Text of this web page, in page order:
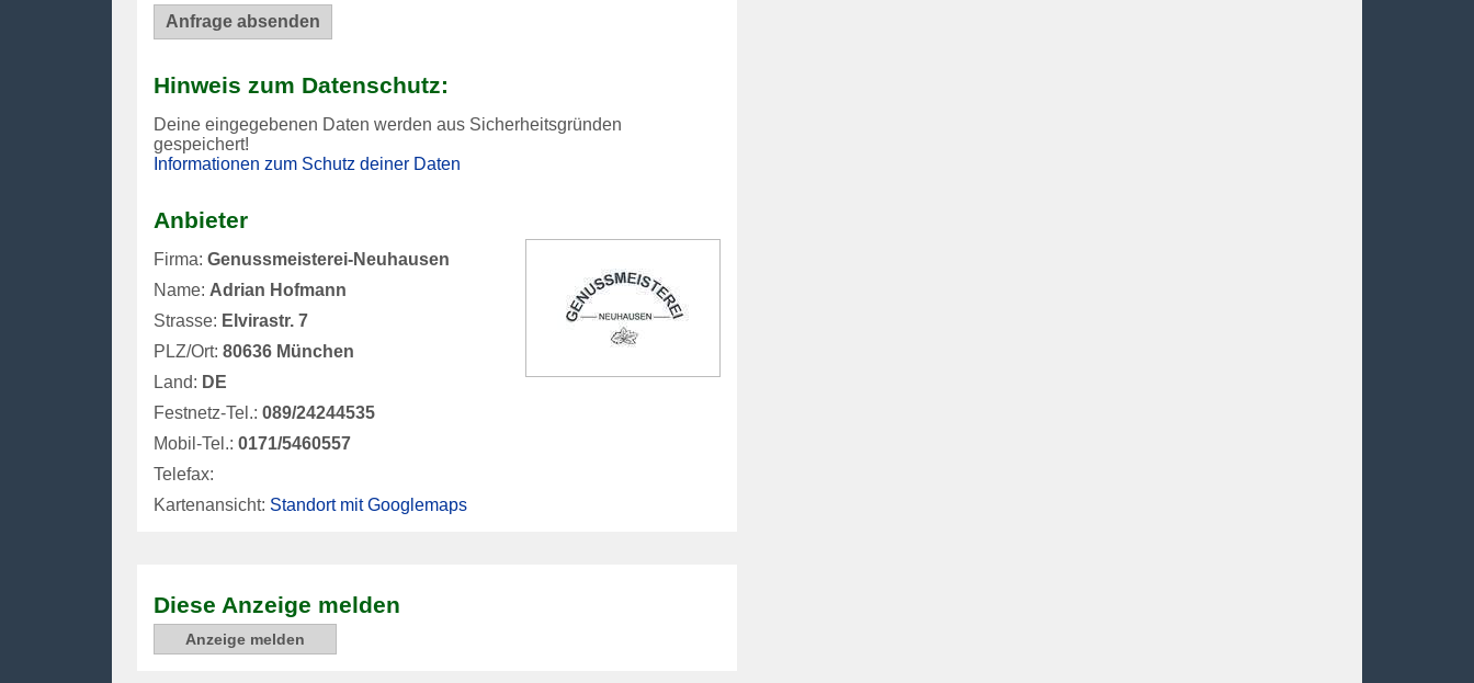
Hinweis zum Datenschutz:
Deine eingegebenen Daten werden aus Sicherheitsgründen
gespeichert!
Informationen zum Schutz deiner Daten
Anbieter
Firma: Genussmeisterei-Neuhausen
Name: Adrian Hofmann
Strasse: Elvirastr. 7
PLZ/Ort: 80636 München
Land: DE
Festnetz-Tel.: 089/24244535
Mobil-Tel.: 0171/5460557
Telefax:
Kartenansicht: Standort mit Googlemaps
Diese Anzeige melden
Anzeige melden